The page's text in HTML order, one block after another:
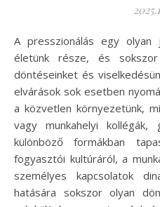
A presszionálás egy olyan jelenség, amely mindennapi
életünk része, és sokszor
döntéseinket és
elvárások sok esetben
a közvetlen környezetünk,
vagy munkahelyi
különböző formákban
fogyasztói kultúráról, a
személyes kapcsolatok
hatására sokszor olyan